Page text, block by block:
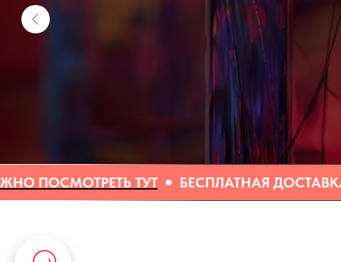
ТУТ БЕСПЛАТНАЯ ДОСТАВКА ОТ 3000